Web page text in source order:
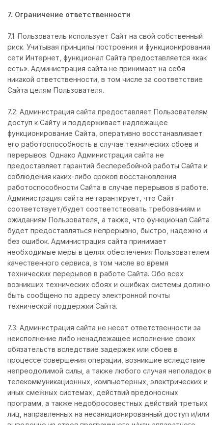
7. Ограничение ответственности
7.1. Пользователь использует Сайт на свой собственный
риск. Учитывая принципы построения и функционирования
сети Интернет, функционал Сайта предоставляется «как
есть». Администрация сайта не принимает на себя
никакой ответственности, в том числе за соответствие
Сайта целям Пользователя.
7.2. Администрация сайта предоставляет Пользователям
доступ к Сайту и поддерживает надлежащее
функционирование Сайта, оперативно восстанавливает
его работоспособность в случае технических сбоев и
перерывов. Однако Администрация сайта не
предоставляет гарантий бесперебойной работы Сайта и
соблюдения каких-либо сроков восстановления
работоспособности Сайта в случае перерывов в работе.
Администрация сайта не гарантирует, что Сайт
соответствует/будет соответствовать требованиям и
ожиданиям Пользователя, а также, что функционал Сайта
будет предоставляться непрерывно, быстро, надежно и
без ошибок. Администрация сайта принимает
необходимые меры в целях обеспечения Пользователем
качественного сервиса, в том числе во время
технических перерывов в работе Сайта. Обо всех
возникших технических сбоях и ошибках системы должно
быть сообщено по адресу электронной почты
технической поддержки Сайта.
7.3. Администрация сайта не несет ответственности за
неисполнение либо ненадлежащее исполнение своих
обязательств вследствие задержек или сбоев в
процессе совершения операции, возникшие вследствие
непреодолимой силы, а также любого случая неполадок в
телекоммуникационных, компьютерных, электрических и
иных смежных системах, действий вредоносных
программ, а также недобросовестных действий третьих
лиц, направленных на несанкционированный доступ и/или